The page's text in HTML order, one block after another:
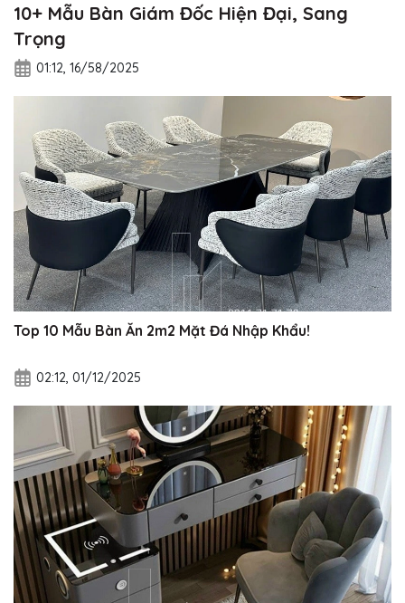
10+ Mẫu Bàn Giám Đốc Hiện Đại, Sang
Trọng
01:12, 16/58/2025
Top 10 Mẫu Bàn Ăn 2m2 Mặt Đá Nhập Khẩu!
02:12, 01/12/2025